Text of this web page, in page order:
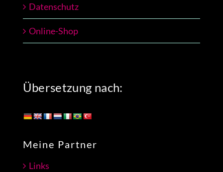
Datenschutz
Online-Shop
Übersetzung nach:
Meine Partner
Links